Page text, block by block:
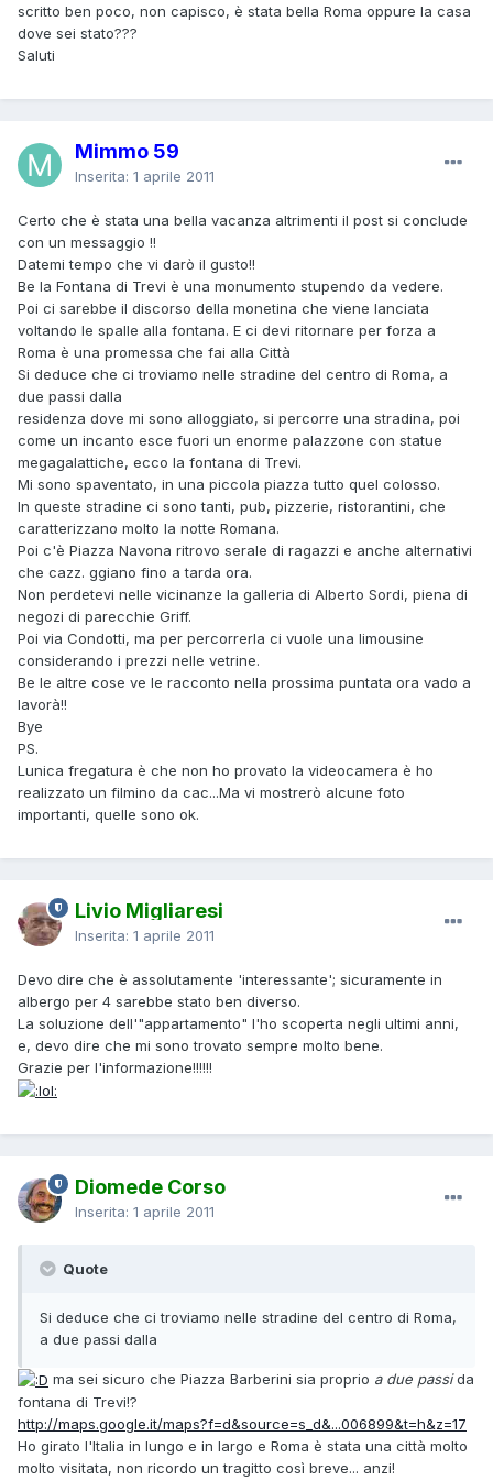
scritto ben poco, non capisco, è stata bella Roma oppure la casa
dove sei stato???
Saluti
Mimmo 59
Inserita: 1 aprile 2011
Certo che è stata una bella vacanza altrimenti il post si conclude
con un messaggio !!
Datemi tempo che vi darò il gusto!!
Be la Fontana di Trevi è una monumento stupendo da vedere.
Poi ci sarebbe il discorso della monetina che viene lanciata
voltando le spalle alla fontana. E ci devi ritornare per forza a
Roma è una promessa che fai alla Città
Si deduce che ci troviamo nelle stradine del centro di Roma, a
due passi dalla
residenza dove mi sono alloggiato, si percorre una stradina, poi
come un incanto esce fuori un enorme palazzone con statue
megagalattiche, ecco la fontana di Trevi.
Mi sono spaventato, in una piccola piazza tutto quel colosso.
In queste stradine ci sono tanti, pub, pizzerie, ristorantini, che
caratterizzano molto la notte Romana.
Poi c'è Piazza Navona ritrovo serale di ragazzi e anche alternativi
che cazz. ggiano fino a tarda ora.
Non perdetevi nelle vicinanze la galleria di Alberto Sordi, piena di
negozi di parecchie Griff.
Poi via Condotti, ma per percorrerla ci vuole una limousine
considerando i prezzi nelle vetrine.
Be le altre cose ve le racconto nella prossima puntata ora vado a
lavorà!!
Bye
PS.
Lunica fregatura è che non ho provato la videocamera è ho
realizzato un filmino da cac...Ma vi mostrerò alcune foto
importanti, quelle sono ok.
Livio Migliaresi
Inserita: 1 aprile 2011
Devo dire che è assolutamente 'interessante'; sicuramente in
albergo per 4 sarebbe stato ben diverso.
La soluzione dell'"appartamento" l'ho scoperta negli ultimi anni,
e, devo dire che mi sono trovato sempre molto bene.
Grazie per l'informazione!!!!!!
Diomede Corso
Inserita: 1 aprile 2011
Quote
Si deduce che ci troviamo nelle stradine del centro di Roma,
a due passi dalla
ma sei sicuro che Piazza Barberini sia proprio a due passida
fontana di Trevi!?
http://maps.google.it/maps?f=d&source=s_d&...006899&t=h&z=17
Ho girato l'Italia in lungo e in largo e Roma è stata una città molto
molto visitata, non ricordo un tragitto così breve... anzi!